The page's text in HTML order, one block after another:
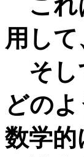
用し
そし
どの
数学的